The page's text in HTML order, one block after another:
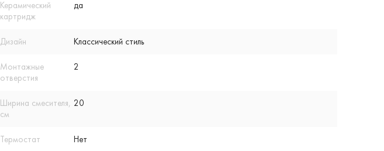
Керамический
картридж
да
Дизайн Классический стиль
Монтажные
отверстия
2
Ширина смесителя,
см
20
Термостат Нет